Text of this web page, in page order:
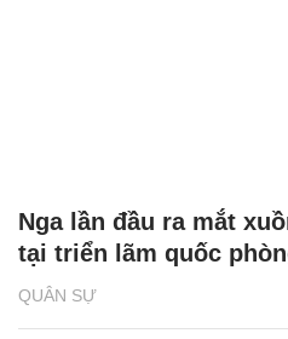
QUÂN SỰ
Nga lần đầu ra mắt
tại triển lãm quốc